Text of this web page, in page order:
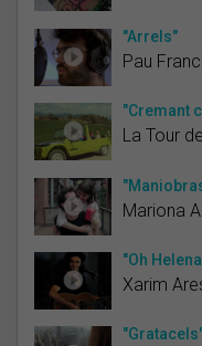
"Arrels"
Pau
"Cremant
La Tour
Mariona
"Oh
Xarim